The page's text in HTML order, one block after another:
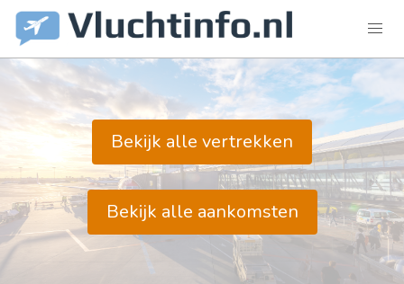
Bekijk alle vertrekken
Bekijk alle aankomsten